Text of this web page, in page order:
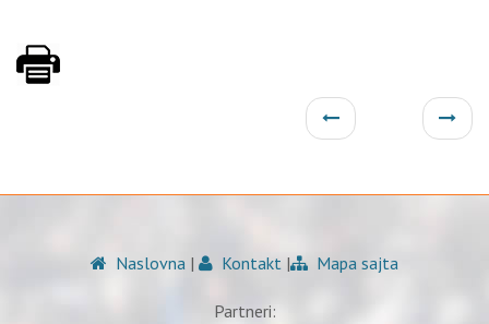
Naslovna | Kontakt | Mapa sajta
Partneri: